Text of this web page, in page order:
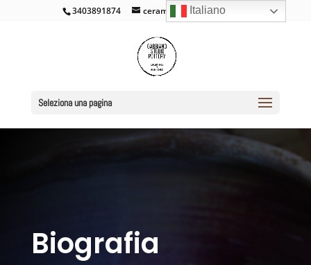
3403891874 ceramicacross@gmail.com
Seleziona una pagina
Biografia
Italiano